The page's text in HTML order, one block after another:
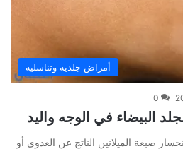
أمراض جلدية وتناسلية
0
صبغة الميلانين الناتج عن العدوى أو